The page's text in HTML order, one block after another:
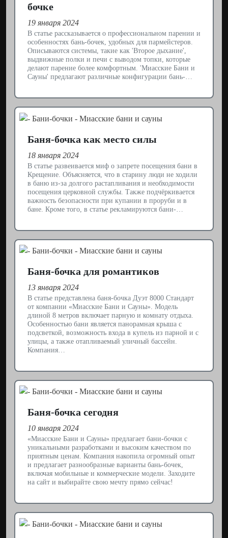
бочке
19 января 2024
В статье рассказывается о профессиональном парении и
особенностях бань-бочек, удобных для пармейстеров.
Описываются системы, такие как 'Второе дыхание',
выдвижные полки и печи с выводом топки, которые
делают парение более комфортным. 'Миасские Бани и
Сауны' предлагают различные конфигурации бань-…
Баня-бочка как место силы
18 января 2024
В статье развеивается миф о запрете посещения бани в
Крещение. Объясняется, что в старину люди не ходили
в баню из-за долгого растапливания и необходимости
посещения церковной службы. Также подчёркивается
важность безопасности при купании в проруби и в
бане. Кроме того, в статье рекламируются бани-…
Баня-бочка для романтиков
13 января 2024
В статье представлена баня-бочка Дуэт 8000 Стандарт
от компании «Миасские Бани и Сауны». Модель
длиной 8 метров включает парную и комнату отдыха.
Особенностью бани является панорамная крыша с
подсветкой, возможность входа в купель из парной и с
улицы, а также отапливаемый уличный бассейн.
Компания…
Баня-бочка сегодня
10 января 2024
«Миасские Бани и Сауны» предлагает бани-бочки с
уникальными разработками и высоким качеством по
приятным ценам. Компания накопила огромный опыт
и предлагает разнообразные варианты бань-бочек,
включая мобильные и коммерческие модели. Заходите
на сайт и выбирайте свою мечту прямо сейчас!